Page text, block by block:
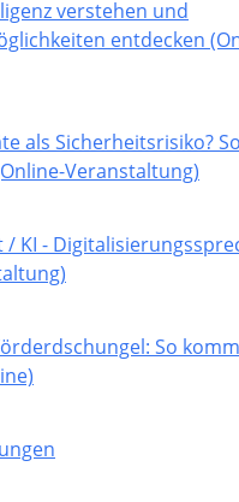
verstehen und
entdecken
als Sicherheitsrisiko?
Veranstaltung)
/ KI -
So